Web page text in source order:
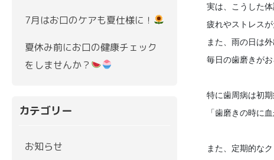
実は、こうした
疲れやストレス
また、雨の日は
毎日の歯磨きが
特に歯周病は初
「歯磨きの時に
また、定期的な
7月はお口のケアも夏仕様に！
夏休み前にお口の健康チェック
をしませんか？
カテゴリー
お知らせ